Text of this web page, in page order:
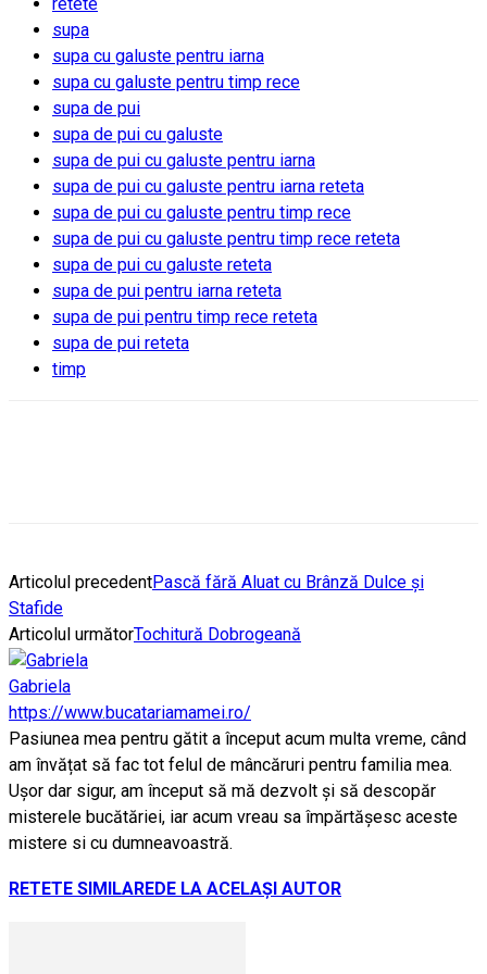
supa
supa cu galuste pentru iarna
supa cu galuste pentru timp rece
supa de pui
supa de pui cu galuste
supa de pui cu galuste pentru iarna
supa de pui cu galuste pentru iarna reteta
supa de pui cu galuste pentru timp rece
supa de pui cu galuste pentru timp rece reteta
supa de pui cu galuste reteta
supa de pui pentru iarna reteta
supa de pui pentru timp rece reteta
supa de pui reteta
timp
Articolul precedentPască fără Aluat cu Brânză Dulce și
Stafide
Articolul următorTochitură Dobrogeană
Gabriela
https://www.bucatariamamei.ro/
Pasiunea mea pentru gătit a început acum multa vreme, când
am învățat să fac tot felul de mâncăruri pentru familia mea.
Ușor dar sigur, am început să mă dezvolt și să descopăr
misterele bucătăriei, iar acum vreau sa împărtășesc aceste
mistere si cu dumneavoastră.
RETETE SIMILAREDE LA ACELAȘI AUTOR